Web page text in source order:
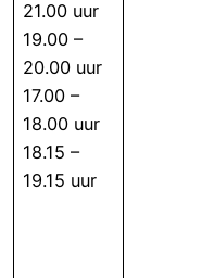
21.00 uur
19.00 –
20.00 uur
17.00 –
18.00 uur
18.15 –
19.15 uur